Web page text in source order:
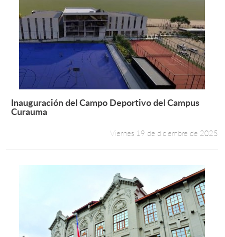
Leer más +
Inauguración del Campo Deportivo del Campus
Curauma
Viernes 19 de diciembre de 2025